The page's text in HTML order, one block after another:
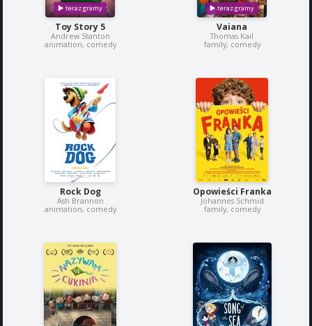
Toy Story 5
Andrew Stanton
animation, comedy
Vaiana
Thomas Kail
family, comedy
Rock Dog
Ash Brannon
animation, comedy
Opowieści Franka
Johannes Schmid
family, comedy